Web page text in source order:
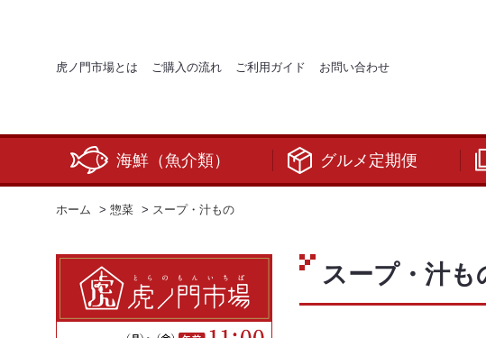
虎ノ門市場とは ご購入の流れ ご利用ガイド お問い合わせ
海鮮（魚介類） グルメ定期便
ホーム > 惣菜 > スープ・汁もの
スープ・汁も